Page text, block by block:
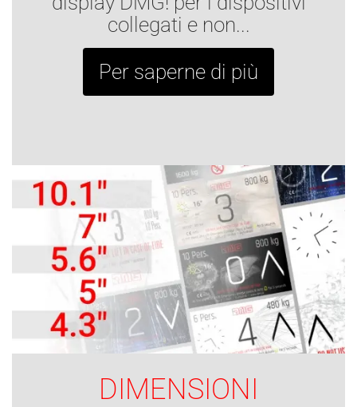
collegati e non...
Per saperne di più
DIMENSIONI